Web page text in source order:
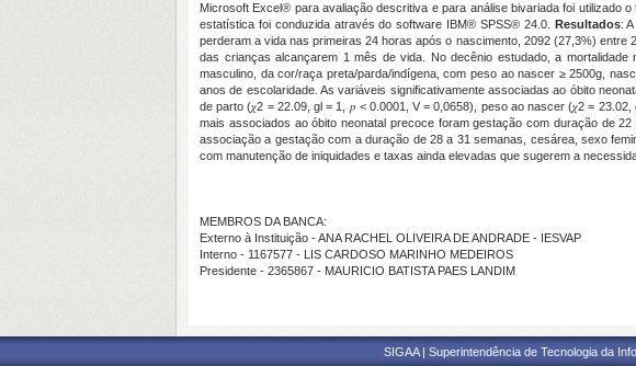
Microsoft Excel® para avaliação descritiva e para análise bivariada foi utilizado
estatística foi conduzida através do software IBM® SPSS® 24.0. Resultados:
perderam a vida nas primeiras 24 horas após o nascimento, 2092 (27,3%)
das crianças alcançarem 1 mês de vida. No decênio estudado, a
masculino, da cor/raça preta/parda/indígena, com peso ao nascer ≥ 2500g,
anos de escolaridade. As variáveis significativamente associadas ao óbito
de parto (𝜒2 = 22.09, gl = 1, 𝑝 < 0.0001, V = 0,0658), peso ao nascer (𝜒2 =
mais associados ao óbito neonatal precoce foram gestação com duração de
associação a gestação com a duração de 28 a 31 semanas, cesárea, sexo
com manutenção de iniquidades e taxas ainda elevadas que sugerem a
MEMBROS DA BANCA:
Externo à Instituição - ANA RACHEL OLIVEIRA DE ANDRADE - IESVAP
Interno - 1167577 - LIS CARDOSO MARINHO MEDEIROS
Presidente - 2365867 - MAURICIO BATISTA PAES LANDIM
SIGAA | Superintendência de Tecnologia da